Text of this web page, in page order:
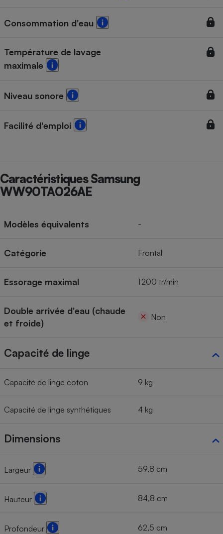
Consommation d'eau
Température de lavage
maximale
Niveau sonore
Facilité d'emploi
Caractéristiques Samsung
WW90TA026AE
Modèles équivalents -
Catégorie Frontal
Essorage maximal 1 200 tr/min
Double arrivée d'eau (chaude
et froide)
Non
Capacité de linge
Capacité de linge coton 9 kg
Capacité de linge synthétiques 4 kg
Dimensions
Largeur 59,8 cm
Hauteur 84,8 cm
Profondeur 62,5 cm